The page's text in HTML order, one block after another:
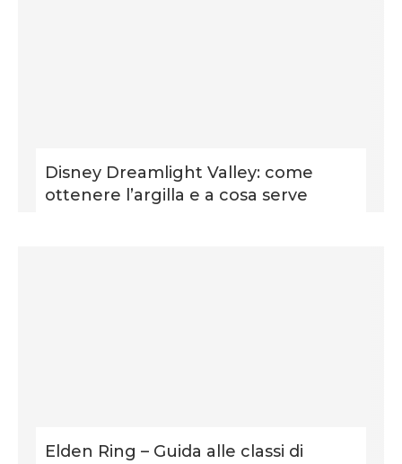
Disney Dreamlight Valley: come
ottenere l’argilla e a cosa serve
Elden Ring – Guida alle classi di